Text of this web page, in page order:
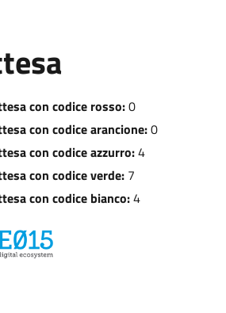
con codice rosso:0
con codice arancione:0
con codice azzurro:4
con codice verde:7
con codice bianco:4